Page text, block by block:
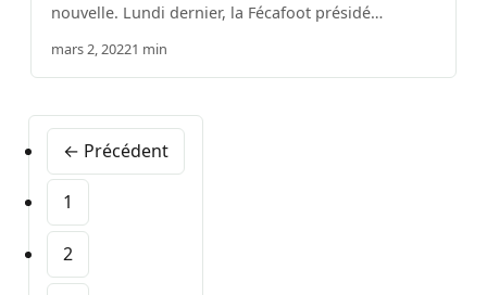
nouvelle. Lundi dernier, la Fécafoot présidé…
mars 2, 20221 min
← Précédent
1
2